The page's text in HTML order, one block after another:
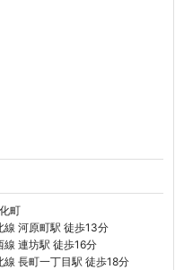
町
線 河原町駅 徒歩13分
線 連坊駅 徒歩16分
線 長町一丁目駅 徒歩18分